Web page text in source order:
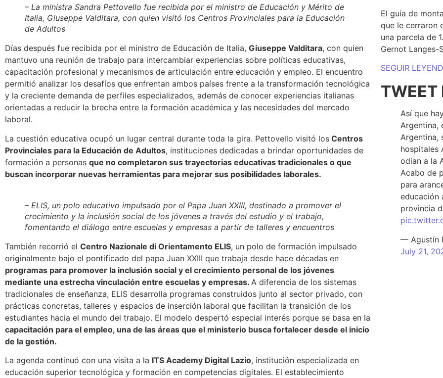
– La ministra Sandra Pettovello fue recibida por el ministro de Educación y Mérito de
Italia, Giuseppe Valditara, con quien visitó los Centros Provinciales para la Educación
de Adultos
Días después fue recibida por el ministro de Educación de Italia, Giuseppe Valditara, con quien
mantuvo una reunión de trabajo para intercambiar experiencias sobre políticas educativas,
capacitación profesional y mecanismos de articulación entre educación y empleo. El encuentro
permitió analizar los desafíos que enfrentan ambos países frente a la transformación tecnológica
y la creciente demanda de perfiles especializados, además de conocer experiencias italianas
orientadas a reducir la brecha entre la formación académica y las necesidades del mercado
laboral.
La cuestión educativa ocupó un lugar central durante toda la gira. Pettovello visitó los Centros
Provinciales para la Educación de Adultos, instituciones dedicadas a brindar oportunidades de
formación a personas que no completaron sus trayectorias educativas tradicionales o que
buscan incorporar nuevas herramientas para mejorar sus posibilidades laborales.
– ELIS, un polo educativo impulsado por el Papa Juan XXIII, destinado a promover el
crecimiento y la inclusión social de los jóvenes a través del estudio y el trabajo,
fomentando el diálogo entre escuelas y empresas a partir de talleres y encuentros
También recorrió el Centro Nazionale di Orientamento ELIS, un polo de formación impulsado
originalmente bajo el pontificado del papa Juan XXIII que trabaja desde hace décadas en
programas para promover la inclusión social y el crecimiento personal de los jóvenes
mediante una estrecha vinculación entre escuelas y empresas. A diferencia de los sistemas
tradicionales de enseñanza, ELIS desarrolla programas construidos junto al sector privado, con
prácticas concretas, talleres y espacios de inserción laboral que facilitan la transición de los
estudiantes hacia el mundo del trabajo. El modelo despertó especial interés porque se basa en la
capacitación para el empleo, una de las áreas que el ministerio busca fortalecer desde el inicio
de la gestión.
La agenda continuó con una visita a la ITS Academy Digital Lazio, institución especializada en
educación superior tecnológica y formación en competencias digitales. El establecimiento
El guía de
que le cerraron
una parcela de
Gernot Langes-
SEGUIR
TWEET
Así que
Argentina,
Argentina,
hospitales
odian a la
Acabo de
para
educación
provincia
— Agustín
July 21,